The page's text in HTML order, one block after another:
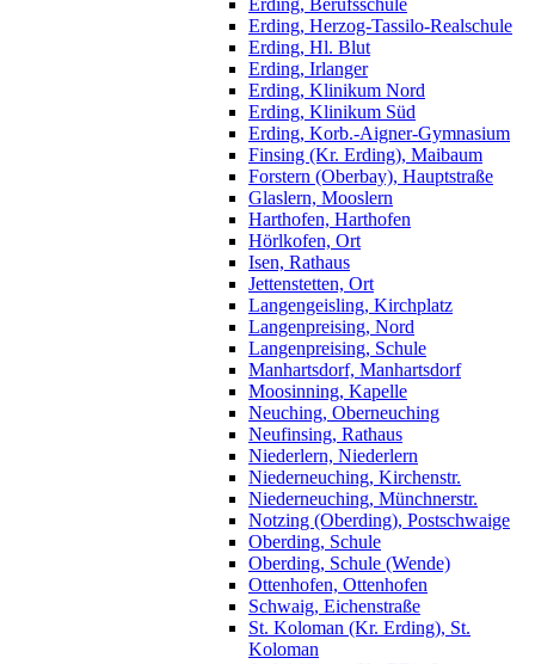
Erding, Berufsschule
Erding, Herzog-Tassilo-Realschule
Erding, Hl. Blut
Erding, Irlanger
Erding, Klinikum Nord
Erding, Klinikum Süd
Erding, Korb.-Aigner-Gymnasium
Finsing (Kr. Erding), Maibaum
Forstern (Oberbay), Hauptstraße
Glaslern, Mooslern
Harthofen, Harthofen
Hörlkofen, Ort
Isen, Rathaus
Jettenstetten, Ort
Langengeisling, Kirchplatz
Langenpreising, Nord
Langenpreising, Schule
Manhartsdorf, Manhartsdorf
Moosinning, Kapelle
Neuching, Oberneuching
Neufinsing, Rathaus
Niederlern, Niederlern
Niederneuching, Kirchenstr.
Niederneuching, Münchnerstr.
Notzing (Oberding), Postschwaige
Oberding, Schule
Oberding, Schule (Wende)
Ottenhofen, Ottenhofen
Schwaig, Eichenstraße
St. Koloman (Kr. Erding), St.
Koloman